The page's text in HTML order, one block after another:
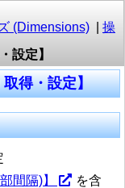
(Dimensions)
操
設定】
得・設定】
間隔)】
を含